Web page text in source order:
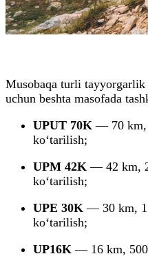
Musobaqa turli
uchun beshta masofada
UPUT 70K — 70 km,
ko‘tarilish;
UPM 42K — 42 km,
ko‘tarilish;
UPE 30K — 30 km, 1
ko‘tarilish;
UP16K — 16 km, 500